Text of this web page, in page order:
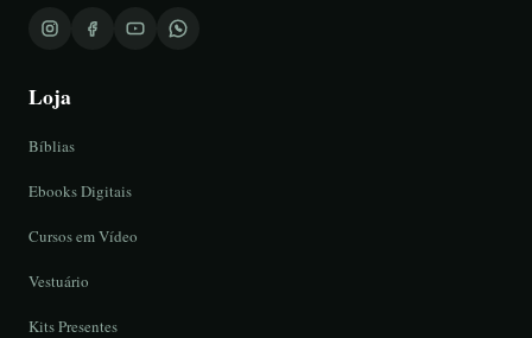
Loja
Bíblias
Ebooks Digitais
Cursos em Vídeo
Vestuário
Kits Presentes